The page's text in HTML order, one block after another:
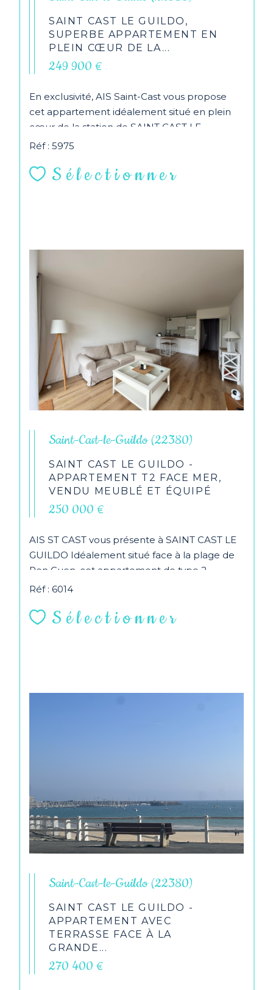
SAINT CAST LE GUILDO,
SUPERBE APPARTEMENT EN
PLEIN CŒUR DE LA...
249 900 €
En exclusivité, AIS Saint-Cast vous propose
cet appartement idéalement situé en plein
cœur de la station de SAINT CAST LE
GUILDO, au pied...
Réf : 5975
Sélectionner
Saint-Cast-le-Guildo (22380)
SAINT CAST LE GUILDO -
APPARTEMENT T2 FACE MER,
VENDU MEUBLÉ ET ÉQUIPÉ
250 000 €
AIS ST CAST vous présente à SAINT CAST LE
GUILDO Idéalement situé face à la plage de
Pen Guen, cet appartement de type 2
bénéficie d’un... Les...
Réf : 6014
Sélectionner
Saint-Cast-le-Guildo (22380)
SAINT CAST LE GUILDO -
APPARTEMENT AVEC
TERRASSE FACE À LA
GRANDE...
270 400 €